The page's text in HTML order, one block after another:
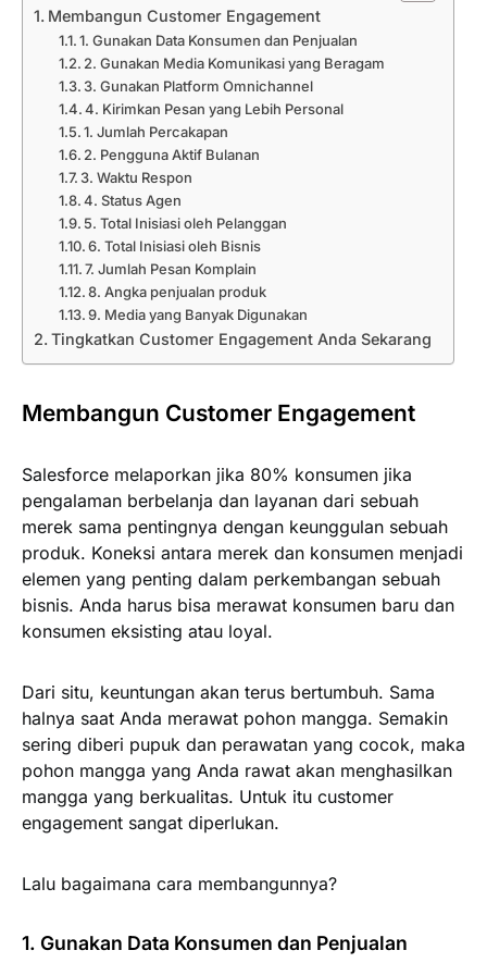
Membangun Customer Engagement
1. Gunakan Data Konsumen dan Penjualan
2. Gunakan Media Komunikasi yang Beragam
3. Gunakan Platform Omnichannel
4. Kirimkan Pesan yang Lebih Personal
1. Jumlah Percakapan
2. Pengguna Aktif Bulanan
3. Waktu Respon
4. Status Agen
5. Total Inisiasi oleh Pelanggan
6. Total Inisiasi oleh Bisnis
7. Jumlah Pesan Komplain
8. Angka penjualan produk
9. Media yang Banyak Digunakan
Tingkatkan Customer Engagement Anda Sekarang
Membangun Customer Engagement
Salesforce melaporkan jika 80% konsumen jika
pengalaman berbelanja dan layanan dari sebuah
merek sama pentingnya dengan keunggulan sebuah
produk. Koneksi antara merek dan konsumen menjadi
elemen yang penting dalam perkembangan sebuah
bisnis. Anda harus bisa merawat konsumen baru dan
konsumen eksisting atau loyal.
Dari situ, keuntungan akan terus bertumbuh. Sama
halnya saat Anda merawat pohon mangga. Semakin
sering diberi pupuk dan perawatan yang cocok, maka
pohon mangga yang Anda rawat akan menghasilkan
mangga yang berkualitas. Untuk itu customer
engagement sangat diperlukan.
Lalu bagaimana cara membangunnya?
1. Gunakan Data Konsumen dan Penjualan